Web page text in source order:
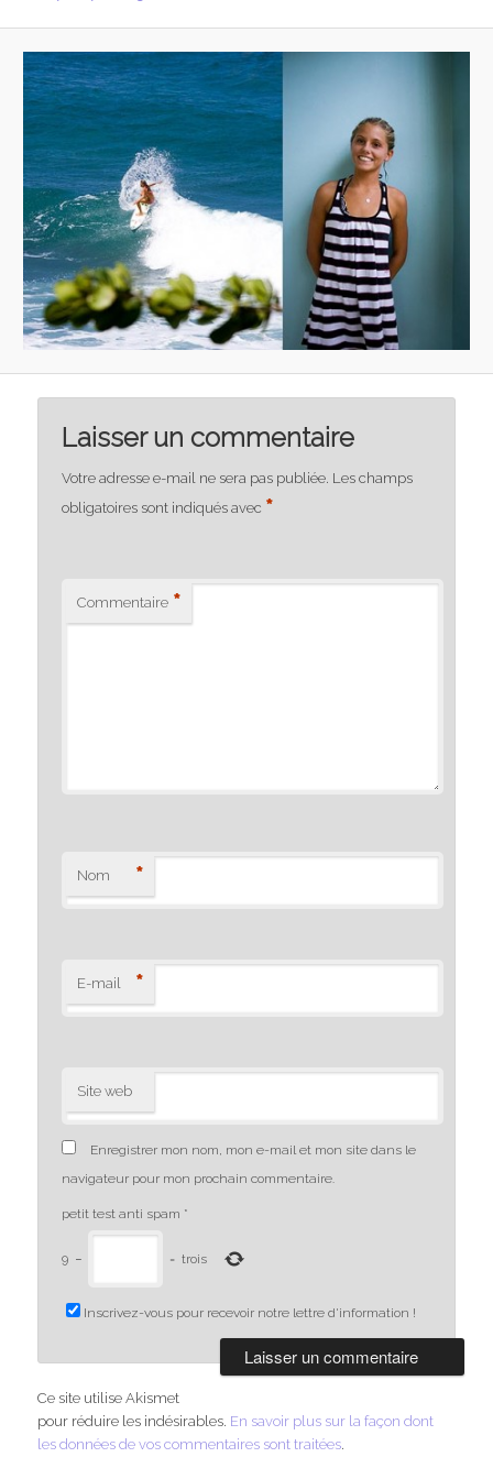
Laisser un commentaire
Votre adresse e-mail ne sera pas publiée. Les champs
obligatoires sont indiqués avec *
Commentaire *
Nom *
E-mail *
Site web
Enregistrer mon nom, mon e-mail et mon site dans le
navigateur pour mon prochain commentaire.
petit test anti spam *
9 − = trois
Inscrivez-vous pour recevoir notre lettre d'information !
Ce site utilise Akismet
pour réduire les indésirables. En savoir plus sur la façon dont
les données de vos commentaires sont traitées